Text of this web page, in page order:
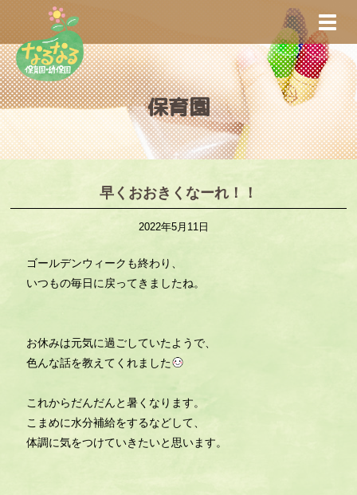
i
p
t
o
m
a
保育園
早くおおきくなーれ！！
2022年5月11日
ゴールデンウィークも終わり、
いつもの毎日に戻ってきましたね。
お休みは元気に過ごしていたようで、
色んな話を教えてくれました
これからだんだんと暑くなります。
こまめに水分補給をするなどして、
体調に気をつけていきたいと思います。